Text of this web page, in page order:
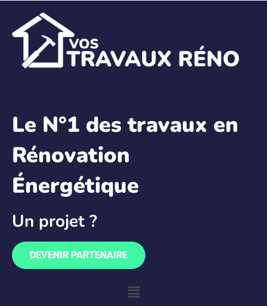
Le N°1 des travaux en
Rénovation
Énergétique
Un projet ?
DEVENIR PARTENAIRE